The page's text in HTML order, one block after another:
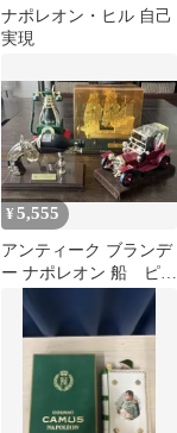
ナポレオン・ヒル 自己
実現
¥5,555
アンティーク ブランデ
ー ナポレオン 船 ピス
トル 電話 クラシッ
クカー